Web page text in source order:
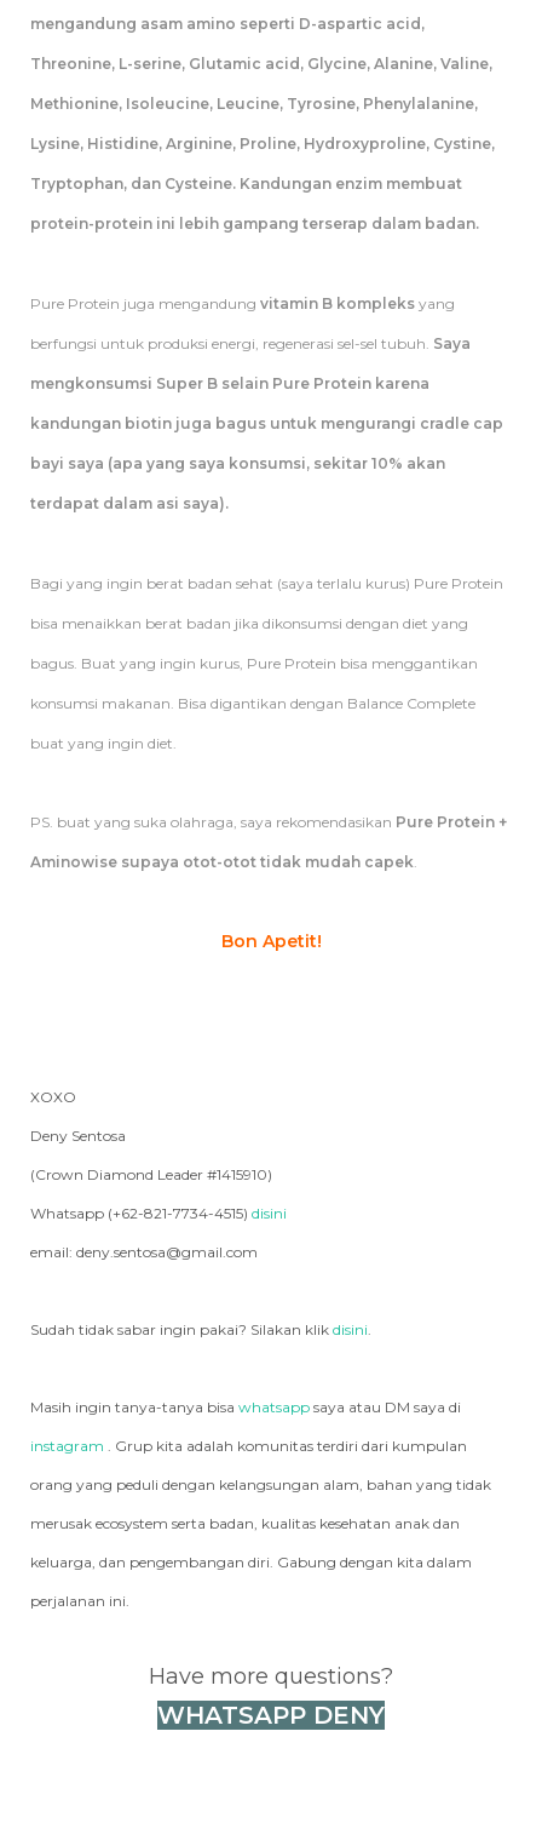
mengandung asam amino seperti D-aspartic acid,
Threonine, L-serine, Glutamic acid, Glycine, Alanine, Valine,
Methionine, Isoleucine, Leucine, Tyrosine, Phenylalanine,
Lysine, Histidine, Arginine, Proline, Hydroxyproline, Cystine,
Tryptophan, dan Cysteine. Kandungan enzim membuat
protein-protein ini lebih gampang terserap dalam badan.
Pure Protein juga mengandung vitamin B kompleks yang
berfungsi untuk produksi energi, regenerasi sel-sel tubuh. Saya
mengkonsumsi Super B selain Pure Protein karena
kandungan biotin juga bagus untuk mengurangi cradle cap
bayi saya (apa yang saya konsumsi, sekitar 10% akan
terdapat dalam asi saya).
Bagi yang ingin berat badan sehat (saya terlalu kurus) Pure Protein
bisa menaikkan berat badan jika dikonsumsi dengan diet yang
bagus. Buat yang ingin kurus, Pure Protein bisa menggantikan
konsumsi makanan. Bisa digantikan dengan Balance Complete
buat yang ingin diet.
PS. buat yang suka olahraga, saya rekomendasikan Pure Protein +
Aminowise supaya otot-otot tidak mudah capek
Bon Apetit!
XOXO
Deny Sentosa
(Crown Diamond Leader #1415910)
Whatsapp (+62-821-7734-4515) disini
email: deny.sentosa@gmail.com
Sudah tidak sabar ingin pakai? Silakan klik disini
Masih ingin tanya-tanya bisa whatsapp saya atau DM saya di
instagram . Grup kita adalah komunitas terdiri dari kumpulan
orang yang peduli dengan kelangsungan alam, bahan yang tidak
merusak ecosystem serta badan, kualitas kesehatan anak dan
keluarga, dan pengembangan diri. Gabung dengan kita dalam
perjalanan ini.
Have more questions?
WHATSAPP DENY